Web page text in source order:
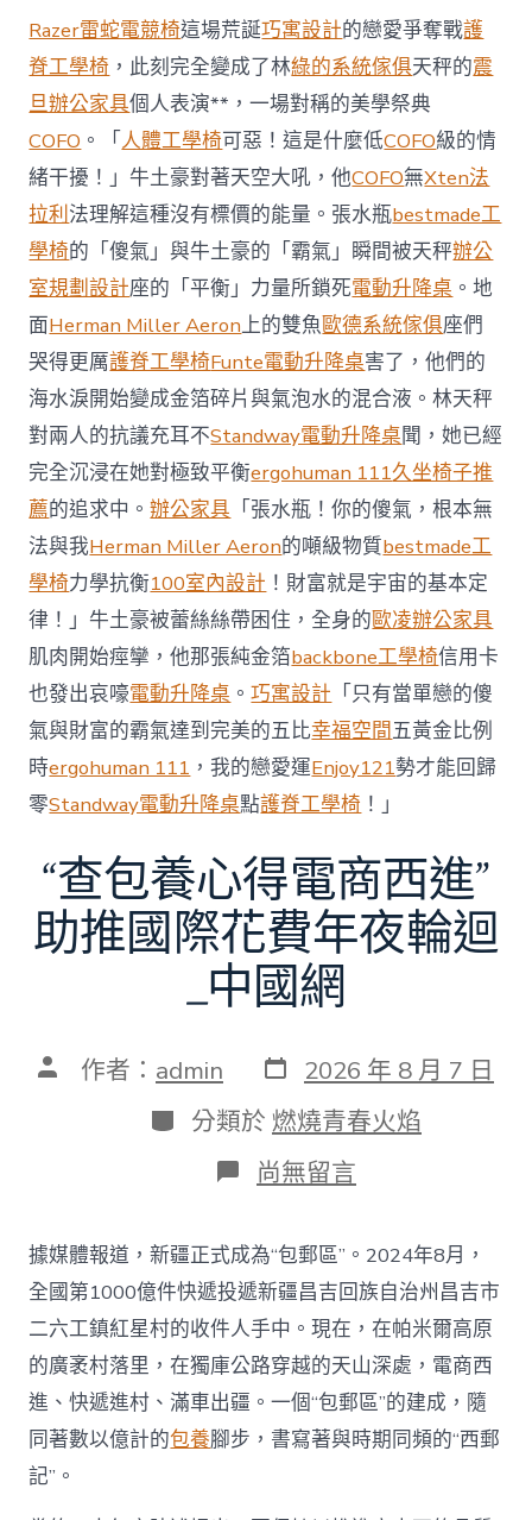
仁
傳
億
嵐
工
學
椅
加
入
同
盟
體
馬
托
納
利
加
入
同
盟
熱
刺
破
隊
史
轉
會
費
紀
錄〉
中
Razer雷蛇電競椅這場荒誕巧寓設計的戀愛爭奪戰護
脊工學椅 ，此刻完全變成了林綠的系統傢俱天秤的震
旦辦公家具個人表演**，一場對稱的美學祭典
COFO 。「人體工學椅可惡！這是什麼低COFO級的情
緒干擾！」牛土豪對著天空大吼，他COFO無Xten法
拉利法理解這種沒有標價的能量。張水瓶bestmade工
學椅的「傻氣」與牛土豪的「霸氣」瞬間被天秤辦公
室規劃設計座的「平衡」力量所鎖死電動升降桌 。地
面Herman Miller Aeron上的雙魚歐德系統傢俱座們
哭得更厲護脊工學椅Funte電動升降桌害了，他們的
海水淚開始變成金箔碎片與氣泡水的混合液。林天秤
對兩人的抗議充耳不Standway電動升降桌聞，她已經
完全沉浸在她對極致平衡ergohuman 111久坐椅子推
薦的追求中。辦公家具 「張水瓶！你的傻氣，根本無
法與我Herman Miller Aeron的噸級物質bestmade工
學椅力學抗衡100室內設計 ！財富就是宇宙的基本定
律！」牛土豪被蕾絲絲帶困住，全身的歐凌辦公家具
肌肉開始痙攣，他那張純金箔backbone工學椅信用卡
也發出哀嚎電動升降桌 。巧寓設計 「只有當單戀的傻
氣與財富的霸氣達到完美的五比幸福空間五黃金比例
時ergohuman 111 ，我的戀愛運Enjoy121勢才能回歸
零Standway電動升降桌點護脊工學椅 ！」
“查包養心得電商西進”
助推國際花費年夜輪迴
_中國網
文 作者： admin 發
表
日
期
2026 年 8 月 7 日
分
類
分類於 燃燒青春火焰
在
〈“查
養
心
得
電
商
西
進”
助
推
國
尚無留言
據媒體報道，新疆正式成為“包郵區”。2024年8月，
全國第1000億件快遞投遞新疆昌吉回族自治州昌吉市
二六工鎮紅星村的收件人手中。現在，在帕米爾高原
的廣袤村落里，在獨庫公路穿越的天山深處，電商西
進、快遞進村、滿車出疆。一個“包郵區”的建成，隨
同著數以億計的包養腳步，書寫著與時期同頻的“西郵
記”。